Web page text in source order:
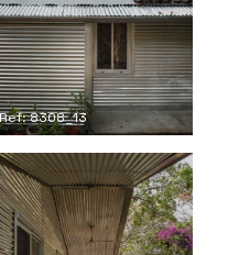
Ref: 8308_13